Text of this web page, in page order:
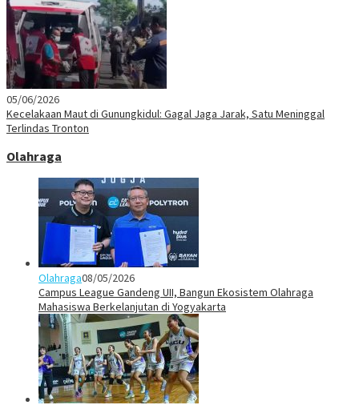
05/06/2026
Kecelakaan Maut di Gunungkidul: Gagal Jaga Jarak, Satu Meninggal
Terlindas Tronton
Olahraga
Olahraga08/05/2026
Campus League Gandeng UII, Bangun Ekosistem Olahraga
Mahasiswa Berkelanjutan di Yogyakarta